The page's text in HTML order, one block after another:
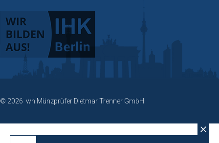
© 2026 wh Münzprüfer Dietmar Trenner GmbH